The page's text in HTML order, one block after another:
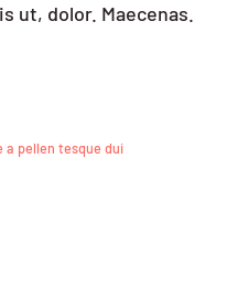
ut, dolor. Maecenas.
a pellen tesque dui